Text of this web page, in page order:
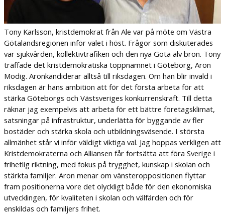
Tony Karlsson, kristdemokrat från Ale var på möte om Västra
Götalandsregionen inför valet i höst. Frågor som diskuterades
var sjukvården, kollektivtrafiken och den nya Göta älv bron. Tony
träffade det kristdemokratiska toppnamnet i Göteborg, Aron
Modig. Aronkandiderar alltså till riksdagen. Om han blir invald i
riksdagen är hans ambition att för det första arbeta för att
stärka Göteborgs och Västsveriges konkurrenskraft. Till detta
räknar jag exempelvis att arbeta för ett bättre företagsklimat,
satsningar på infrastruktur, underlätta för byggande av fler
bostäder och stärka skola och utbildningsväsende. I största
allmänhet står vi inför väldigt viktiga val. Jag hoppas verkligen att
Kristdemokraterna och Alliansen får fortsätta att föra Sverige i
frihetlig riktning, med fokus på trygghet, kunskap i skolan och
stärkta familjer. Aron menar om vänsteroppositionen flyttar
fram positionerna vore det olyckligt både för den ekonomiska
utvecklingen, för kvaliteten i skolan och välfärden och för
enskildas och familjers frihet.